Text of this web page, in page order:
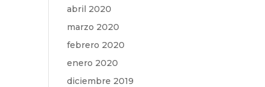
abril 2020
marzo 2020
febrero 2020
enero 2020
diciembre 2019